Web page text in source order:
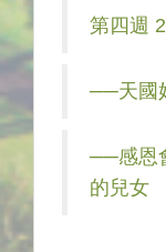
第四週
──天國
──感恩
的兒女